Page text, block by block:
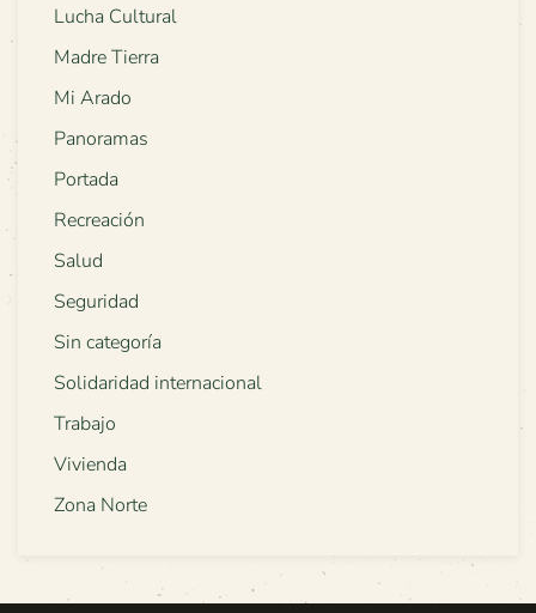
Lucha Cultural
Madre Tierra
Mi Arado
Panoramas
Portada
Recreación
Salud
Seguridad
Sin categoría
Solidaridad internacional
Trabajo
Vivienda
Zona Norte